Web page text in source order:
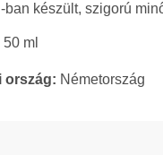
ban készült, szigorú
50 ml
ország: Németország